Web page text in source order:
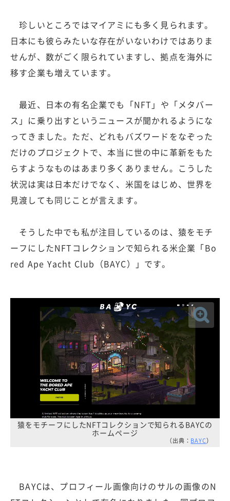
珍しいところではマイアミにも多く見られます。
日本にも彼らみたいな存在がいないわけではありま
せんが、数がごく限られていますし、拠点を海外に
移す企業も増えています。
最近、日本の有名企業でも「NFT」や「メタバー
ス」に乗り出すというニュースが聞かれるようにな
ってきました。ただ、どれもバズワードをなぞった
だけのプロジェクトで、本当に世の中に革新をもた
らすようなものはあまり多くありません。こうした
状況は実は日本だけでなく、米国をはじめ、世界を
見渡しても同じことが言えます。
そうした中でも私が注目しているのは、猿をモチ
ーフにしたNFTコレクションで知られる米企業「Bo
red Ape Yacht Club（BAYC）」です。
猿をモチーフにしたNFTコレクションで知られるBAYCの
ホームページ
（出典： BAYC）
BAYCは、プロフィール画像向けのサルの画像のN